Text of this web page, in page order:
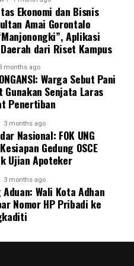
pengawasan masa
wujud nyata
UNG 2026 dalam
kehamilan risiko tinggi.
dan pemerintah desa,
mitigasi kebencanan
dan berkelanjutan.
Ekonomi dan Bisnis
Amai Gorontalo
Aplikasi
dari Riset Kampus
months ago
Warga Sebut Pani
Gunakan Senjata Laras
Penertiban
3 months ago
Nasional: FOK UNG
Gedung OSCE
Ujian Apoteker
3 months ago
Wali Kota Adhan
Nomor HP Pribadi ke